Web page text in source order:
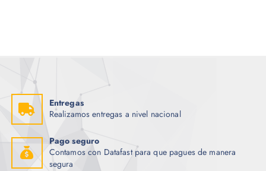
Entregas
Realizamos entregas a nivel nacional
Pago seguro
Contamos con Datafast para que pagues de manera
segura